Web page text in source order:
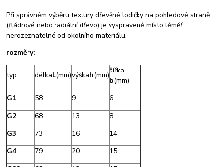
Při správném výběru textury dřevěné lodičky na pohledové straně
(fládrové nebo radiální dřevo) je vyspravené místo téměř
nerozeznatelné od okolního materiálu.
rozměry:
typ délkaL(mm)výškah(mm)
šířka
b(mm)
G1
58 9
6
G2
68 13
8
G3
73 16
14
G4
79 20
15